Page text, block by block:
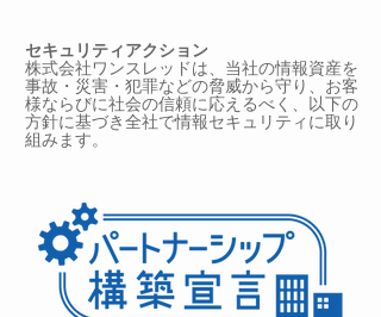
セキュリティアクション
株式会社ワンスレッドは、当社の情報資産を
事故・災害・犯罪などの脅威から守り、お客
様ならびに社会の信頼に応えるべく、以下の
方針に基づき全社で情報セキュリティに取り
組みます。